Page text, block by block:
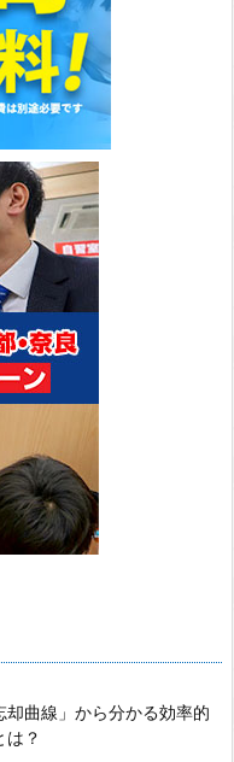
却曲線」から分かる効率的
は？